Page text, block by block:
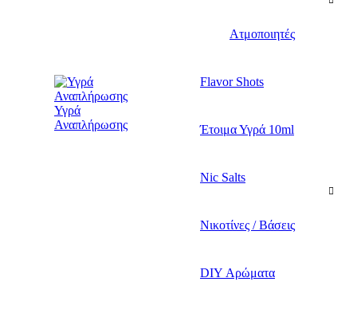
Ατμοποιητές
Υγρά
Αναπλήρωσης
Flavor Shots
Έτοιμα Υγρά 10ml
Nic Salts
Νικοτίνες / Βάσεις
DIY Αρώματα